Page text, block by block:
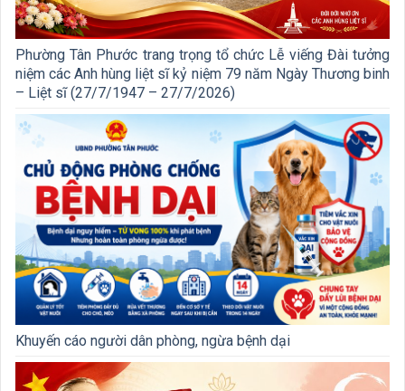
Phường Tân Phước trang trọng tổ chức Lễ viếng Đài tưởng
niệm các Anh hùng liệt sĩ kỷ niệm 79 năm Ngày Thương binh
– Liệt sĩ (27/7/1947 – 27/7/2026)
Khuyến cáo người dân phòng, ngừa bệnh dại